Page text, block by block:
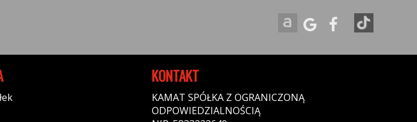
KONTAKT
KAMAT SPÓŁKA Z OGRANICZONĄ
ODPOWIEDZIALNOŚCIĄ